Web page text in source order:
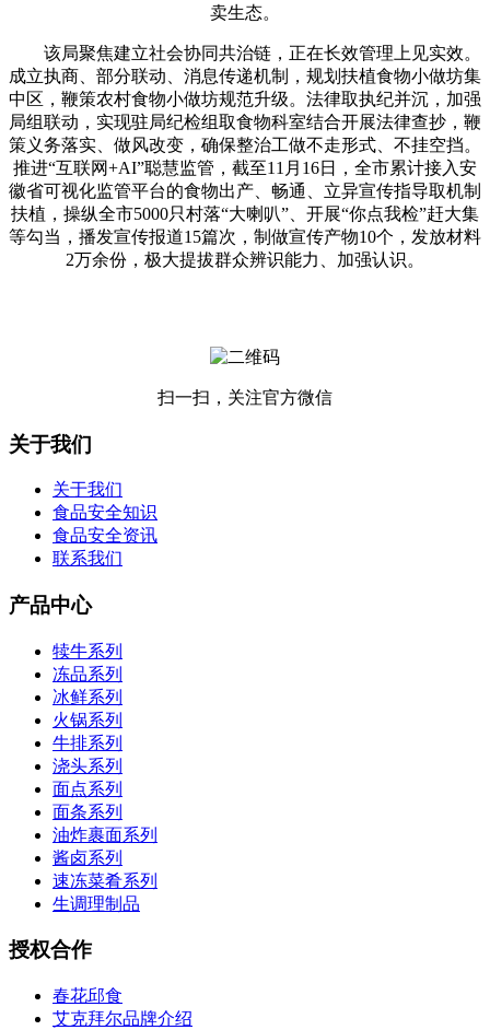
卖生态。
该局聚焦建立社会协同共治链，正在长效管理上见实效。
成立执商、部分联动、消息传递机制，规划扶植食物小做坊集
中区，鞭策农村食物小做坊规范升级。法律取执纪并沉，加强
局组联动，实现驻局纪检组取食物科室结合开展法律查抄，鞭
策义务落实、做风改变，确保整治工做不走形式、不挂空挡。
推进“互联网+AI”聪慧监管，截至11月16日，全市累计接入安
徽省可视化监管平台的食物出产、畅通、立异宣传指导取机制
扶植，操纵全市5000只村落“大喇叭”、开展“你点我检”赶大集
等勾当，播发宣传报道15篇次，制做宣传产物10个，发放材料
2万余份，极大提拔群众辨识能力、加强认识。
扫一扫，关注官方微信
关于我们
关于我们
食品安全知识
食品安全资讯
联系我们
产品中心
犊牛系列
冻品系列
冰鲜系列
火锅系列
牛排系列
浇头系列
面点系列
面条系列
油炸裹面系列
酱卤系列
速冻菜肴系列
生调理制品
授权合作
春花邱食
艾克拜尔品牌介绍